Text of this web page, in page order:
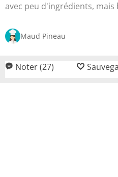
avec peu d'ingrédients, mais
Maud Pineau
Noter (27)